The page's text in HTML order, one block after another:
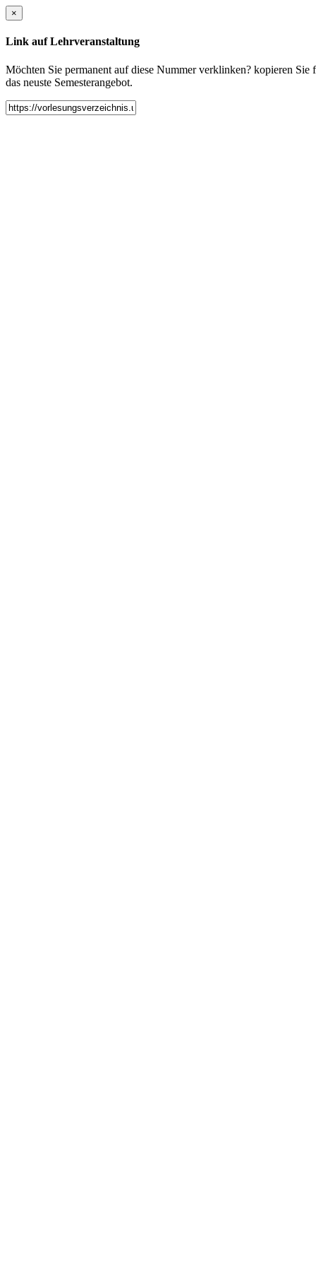
×
Link auf Lehrveranstaltung
Möchten Sie permanent auf diese Nummer verklinken? kopieren
das neuste Semesterangebot.